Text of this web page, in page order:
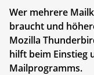
Wer mehrere
braucht und
Mozilla
hilft beim Einstieg
Mailprogramms.